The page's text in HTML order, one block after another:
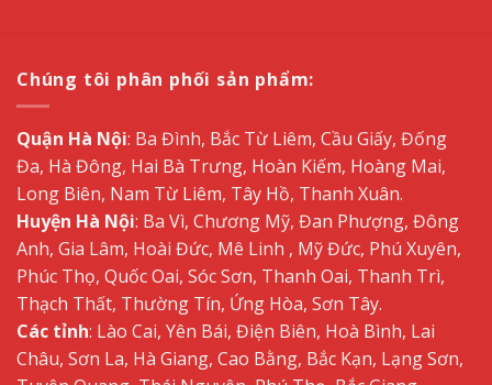
Chúng tôi phân phối sản phẩm:
Quận Hà Nội: Ba Đình, Bắc Từ Liêm, Cầu Giấy, Đống
Đa, Hà Đông, Hai Bà Trưng, Hoàn Kiếm, Hoàng Mai,
Long Biên, Nam Từ Liêm, Tây Hồ, Thanh Xuân.
Huyện Hà Nội: Ba Vì, Chương Mỹ, Đan Phượng, Đông
Anh, Gia Lâm, Hoài Đức, Mê Linh , Mỹ Đức, Phú Xuyên,
Phúc Thọ, Quốc Oai, Sóc Sơn, Thanh Oai, Thanh Trì,
Thạch Thất, Thường Tín, Ứng Hòa, Sơn Tây.
Các tỉnh: Lào Cai, Yên Bái, Điện Biên, Hoà Bình, Lai
Châu, Sơn La, Hà Giang, Cao Bằng, Bắc Kạn, Lạng Sơn,